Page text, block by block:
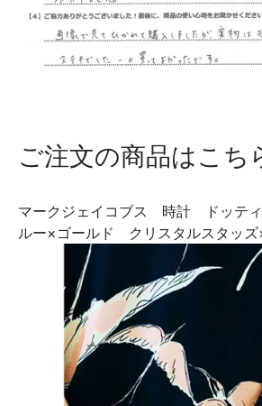
ご注文の商品はこち
マークジェイコブス 時計 ドッ
ルー×ゴールド クリスタルスタッズ